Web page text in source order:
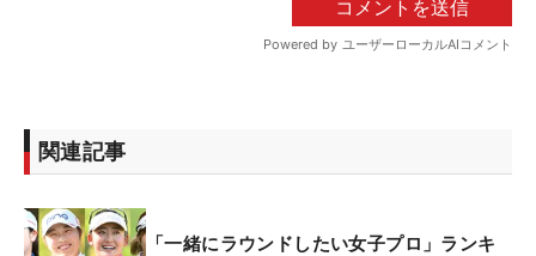
関連記事
「一緒にラウンドしたい女子プロ」ランキ